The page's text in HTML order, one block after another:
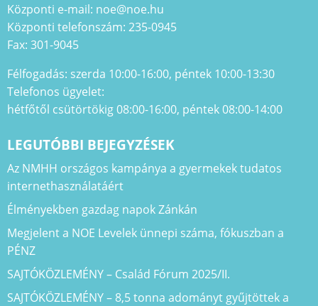
Központi e-mail: noe@noe.hu
Központi telefonszám: 235-0945
Fax: 301-9045
Félfogadás: szerda 10:00-16:00, péntek 10:00-13:30
Telefonos ügyelet:
hétfőtől csütörtökig 08:00-16:00, péntek 08:00-14:00
LEGUTÓBBI BEJEGYZÉSEK
Az NMHH országos kampánya a gyermekek tudatos
internethasználatáért
Élményekben gazdag napok Zánkán
Megjelent a NOE Levelek ünnepi száma, fókuszban a
PÉNZ
SAJTÓKÖZLEMÉNY – Család Fórum 2025/II.
SAJTÓKÖZLEMÉNY – 8,5 tonna adományt gyűjtöttek a